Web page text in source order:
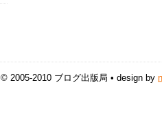
© 2005-2010 ブログ出版局 • design by